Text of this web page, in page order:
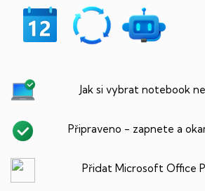
Jak si vybrat notebook
Připraveno - zapnete a
Přidat Microsoft Office